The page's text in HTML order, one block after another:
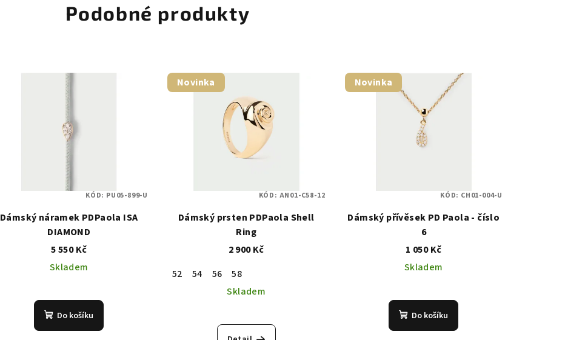
Podobné produkty
Dámský náramek PDPaola ISA
DIAMOND
5 550 Kč
Skladem
Do košíku
KÓD: PU05-899-U
Novinka
Dámský prsten PDPaola Shell
Ring
2 900 Kč
52
54 56
58
Skladem
KÓD: AN01-C58-12
Novinka
Dámský přívěsek PD Paola - číslo
6
1 050 Kč
Skladem
Do košíku
KÓD: CH01-004-U